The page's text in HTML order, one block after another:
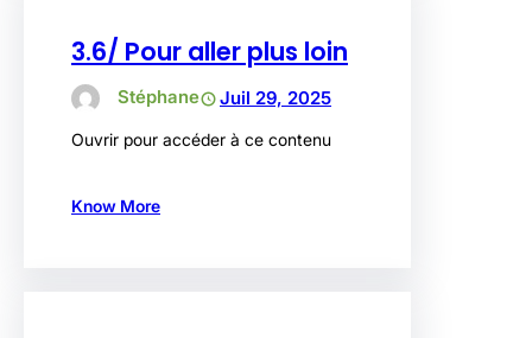
3.6/ Pour aller plus loin
Stéphane Juil 29, 2025
Ouvrir pour accéder à ce contenu
Know More